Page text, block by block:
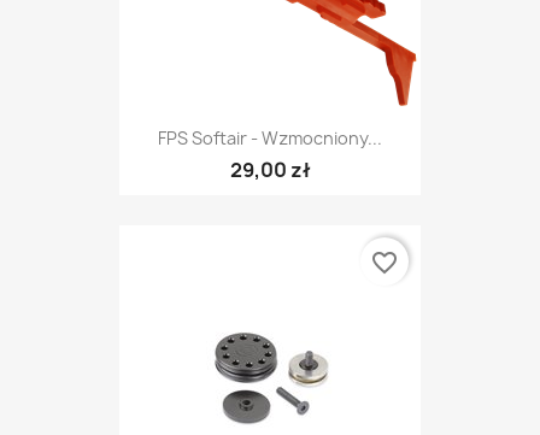
FPS Softair - Wzmocniony...
29,00 zł
favorite_border